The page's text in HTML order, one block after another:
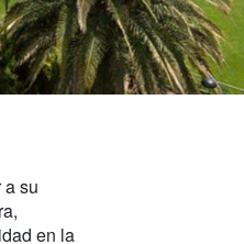
su
en la